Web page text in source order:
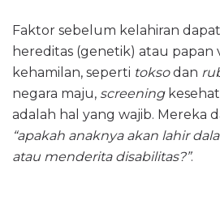
Faktor sebelum kelahiran
hereditas (genetik) atau papan
kehamilan, seperti toksodan
negara maju, screening
adalah hal yang wajib. Mereka
“apakah anaknya akan lahir
atau menderita disabilitas?”.